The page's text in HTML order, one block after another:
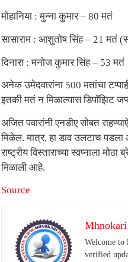
मोहानिया : मुन्ना कुमार – 80 मतं
सासाराम : आशुतोष सिंह – 21 मतं
दिनारा : मनोज कुमार सिंह – 53 मतं
अनेक उमेदवारांना 500 मतांचा
इतकी मतं न मिळाल्यास डिपॉझिट
अजित पवारांनी एनडीए सोबत
मिळेल. मात्र, हा डाव उलटाच पडला
राष्ट्रीय विस्ताराच्या स्वप्नाला
मिळाली आहे.
Source
Mhnokari
Welcome to
verified